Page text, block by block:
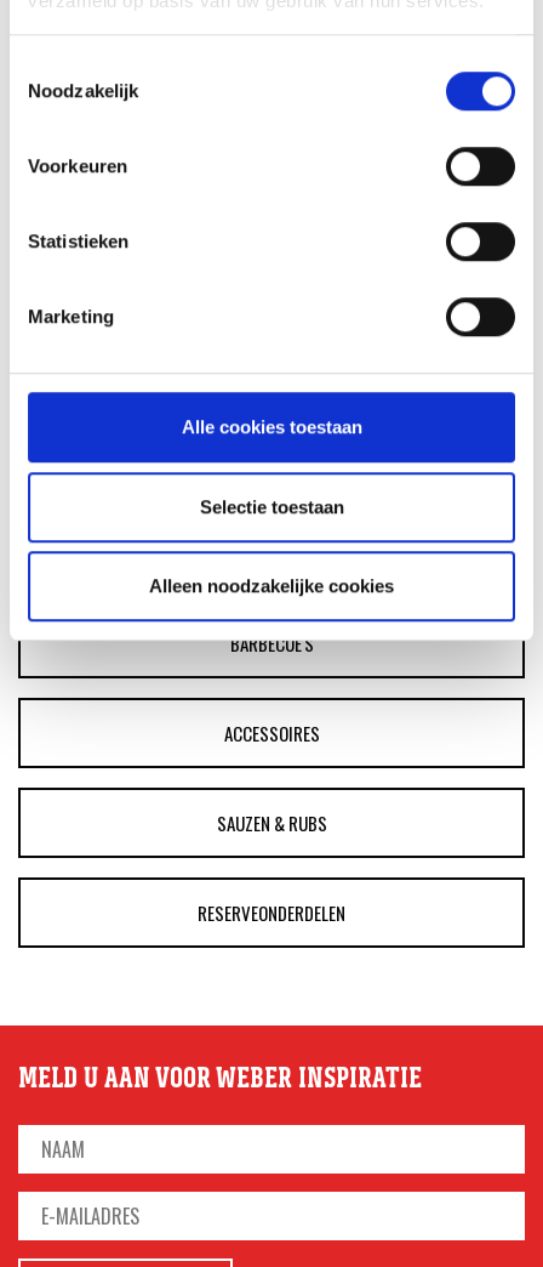
Noodzakelijk
Voorkeuren
Statistieken
Marketing
Alle cookies toestaan
Selectie toestaan
Alleen noodzakelijke cookies
VITELLO TONNATO VAN DE
SEARWOOD
ASSORTIMENT
BARBECUE'S
ACCESSOIRES
SAUZEN & RUBS
RESERVEONDERDELEN
MELD U AAN VOOR WEBER INSPIRATIE